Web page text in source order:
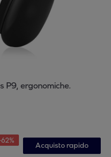
P9, ergonomiche.
62%
Acquisto rapido